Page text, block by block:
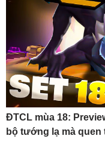
ĐTCL mùa 18:
bộ tướng lạ mà quen